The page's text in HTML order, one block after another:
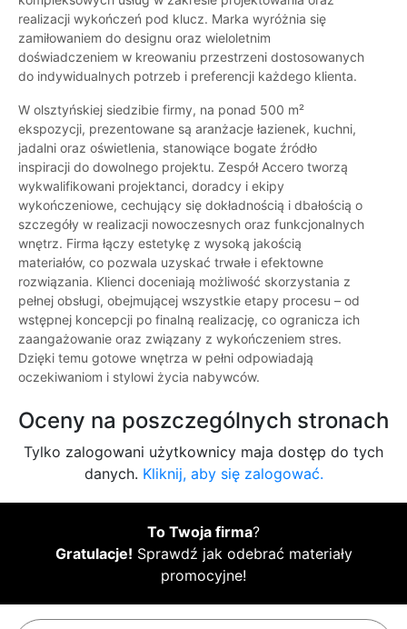
realizacji wykończeń pod klucz. Marka wyróżnia się
zamiłowaniem do designu oraz wieloletnim
doświadczeniem w kreowaniu przestrzeni dostosowanych
do indywidualnych potrzeb i preferencji każdego klienta.
W olsztyńskiej siedzibie firmy, na ponad 500 m²
ekspozycji, prezentowane są aranżacje łazienek, kuchni,
jadalni oraz oświetlenia, stanowiące bogate źródło
inspiracji do dowolnego projektu. Zespół Accero tworzą
wykwalifikowani projektanci, doradcy i ekipy
wykończeniowe, cechujący się dokładnością i dbałością o
szczegóły w realizacji nowoczesnych oraz funkcjonalnych
wnętrz. Firma łączy estetykę z wysoką jakością
materiałów, co pozwala uzyskać trwałe i efektowne
rozwiązania. Klienci doceniają możliwość skorzystania z
pełnej obsługi, obejmującej wszystkie etapy procesu – od
wstępnej koncepcji po finalną realizację, co ogranicza ich
zaangażowanie oraz związany z wykończeniem stres.
Dzięki temu gotowe wnętrza w pełni odpowiadają
oczekiwaniom i stylowi życia nabywców.
Oceny na poszczególnych stronach
Tylko zalogowani użytkownicy maja dostęp do tych
danych. Kliknij, aby się zalogować.
To Twoja firma?
Gratulacje! Sprawdź jak odebrać materiały
promocyjne!